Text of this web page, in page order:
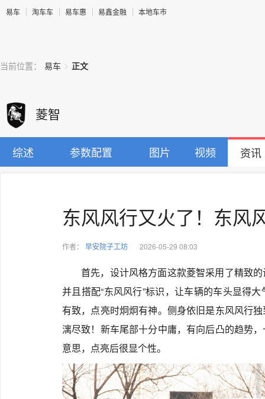
易车 淘车车 易车惠 易鑫金融 本地车市
当前位置： 易车 > 正文
菱智
综述 参数配置 图片 视频 资讯
东风风行又火了！东风
作者： 早安院子工坊 2026-05-29 08:03
首先，设计风格方面这款菱智采用了精致
并且搭配“东风风行”标识，让车辆的车头显得
有致，点亮时炯炯有神。侧身依旧是东风风行
漓尽致！新车尾部十分中庸，有向后凸的趋势
意思，点亮后很显个性。